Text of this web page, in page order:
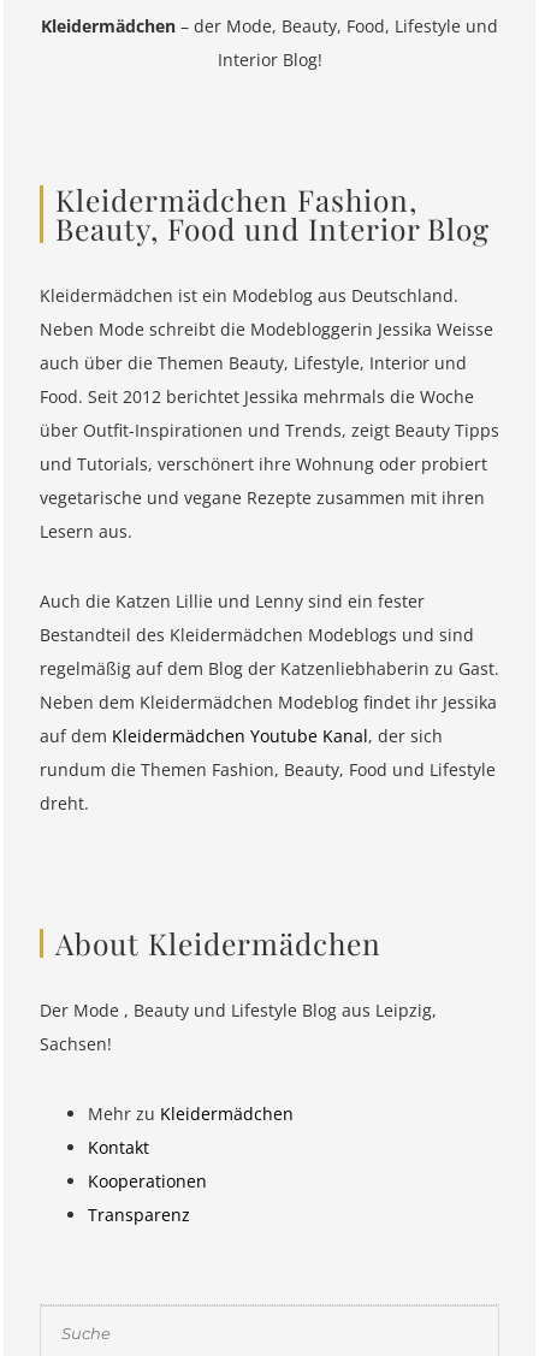
Kleidermädchen – der Mode, Beauty, Food, Lifestyle und
Interior Blog!
Kleidermädchen Fashion,
Beauty, Food und Interior Blog
Kleidermädchen ist ein Modeblog aus Deutschland.
Neben Mode schreibt die Modebloggerin Jessika Weisse
auch über die Themen Beauty, Lifestyle, Interior und
Food. Seit 2012 berichtet Jessika mehrmals die Woche
über Outfit-Inspirationen und Trends, zeigt Beauty Tipps
und Tutorials, verschönert ihre Wohnung oder probiert
vegetarische und vegane Rezepte zusammen mit ihren
Lesern aus.
Auch die Katzen Lillie und Lenny sind ein fester
Bestandteil des Kleidermädchen Modeblogs und sind
regelmäßig auf dem Blog der Katzenliebhaberin zu Gast.
Neben dem Kleidermädchen Modeblog findet ihr Jessika
auf dem Kleidermädchen Youtube Kanal, der sich
rundum die Themen Fashion, Beauty, Food und Lifestyle
dreht.
About Kleidermädchen
Der Mode , Beauty und Lifestyle Blog aus Leipzig,
Sachsen!
Mehr zu Kleidermädchen
Kontakt
Kooperationen
Transparenz